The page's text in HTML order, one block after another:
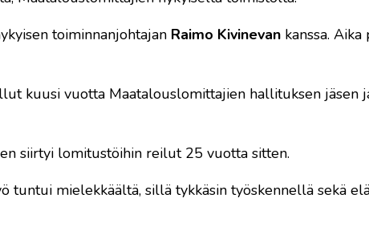
toiminnanjohtajan Raimo Kivinevan kanssa.
kuusi vuotta Maatalouslomittajien hallituksen jäsen
siirtyi lomitustöihin reilut 25 vuotta sitten.
tuntui mielekkäältä, sillä tykkäsin työskennellä sekä